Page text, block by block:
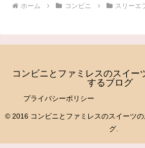
ホーム コンビニ スリーエ
コンビニとファミレスのスイー
するブログ
プライバシーポリシー
© 2016 コンビニとファミレスのスイーツ
グ.